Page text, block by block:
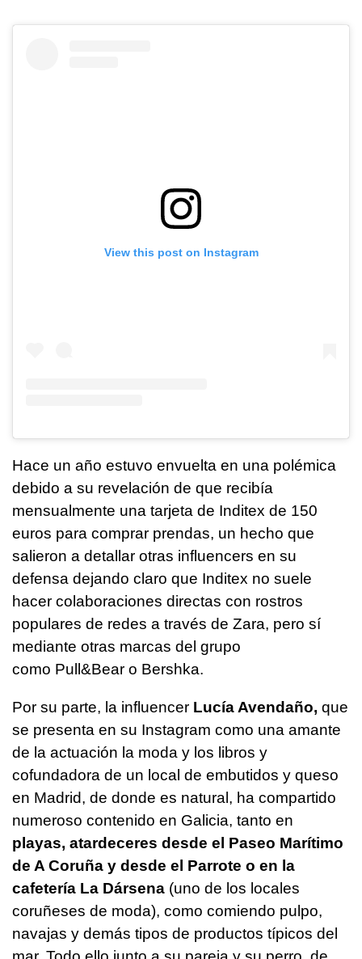
View this post on Instagram
Hace un año estuvo envuelta en una polémica
debido a su revelación de que recibía
mensualmente una tarjeta de Inditex de 150
euros para comprar prendas, un hecho que
salieron a detallar otras influencers en su
defensa dejando claro que Inditex no suele
hacer colaboraciones directas con rostros
populares de redes a través de Zara, pero sí
mediante otras marcas del grupo
como Pull&Bear o Bershka.
Por su parte, la influencer Lucía Avendaño, que
se presenta en su Instagram como una amante
de la actuación la moda y los libros y
cofundadora de un local de embutidos y queso
en Madrid, de donde es natural, ha compartido
numeroso contenido en Galicia, tanto en
playas, atardeceres desde el Paseo Marítimo
de A Coruña y desde el Parrote o en la
cafetería La Dársena (uno de los locales
coruñeses de moda), como comiendo pulpo,
navajas y demás tipos de productos típicos del